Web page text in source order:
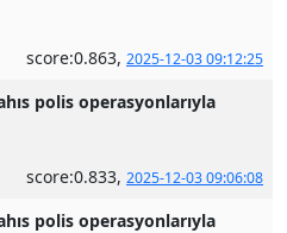
score:0.863, 2025-12-03 09:12:25
polis operasyonlarıyla
score:0.833, 2025-12-03 09:06:08
polis operasyonlarıyla